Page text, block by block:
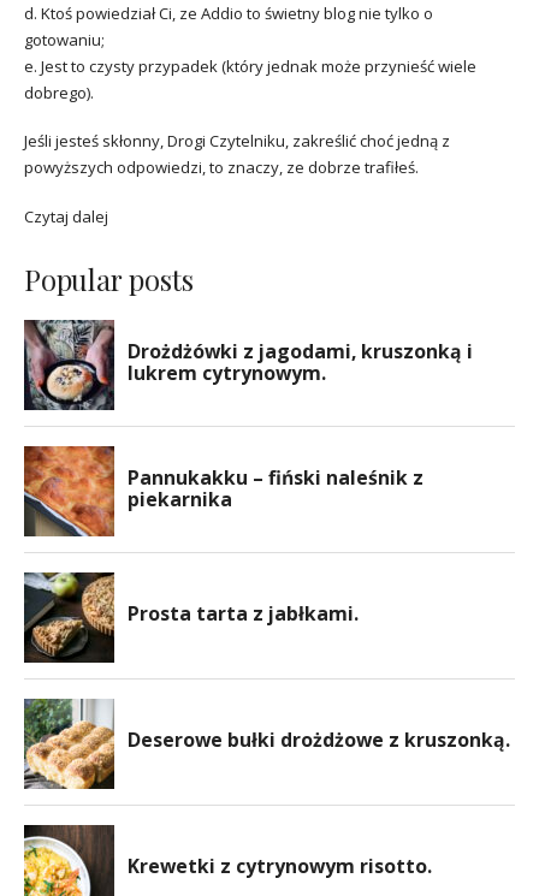
d. Ktoś powiedział Ci, ze Addio to świetny blog nie tylko o
gotowaniu;
e. Jest to czysty przypadek (który jednak może przynieść wiele
dobrego).
Jeśli jesteś skłonny, Drogi Czytelniku, zakreślić choć jedną z
powyższych odpowiedzi, to znaczy, ze dobrze trafiłeś.
Czytaj dalej
Popular posts